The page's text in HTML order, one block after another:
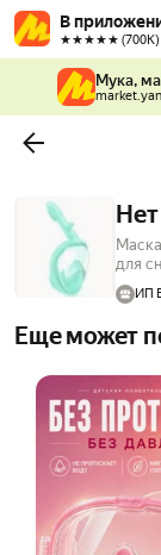
В
★★★★★ (700К)
Мука,
для
ИП
Еще может